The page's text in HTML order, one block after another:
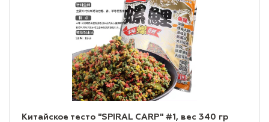
Китайское тесто "SPIRAL CARP" #1, вес 340 гр